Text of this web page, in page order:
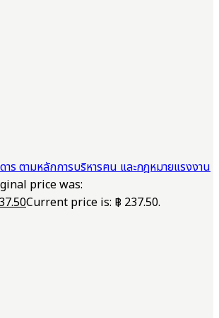
ร ตามหลักการบริหารฅน และกฎหมายแรงงาน
price was:
Current price is: ฿ 237.50.